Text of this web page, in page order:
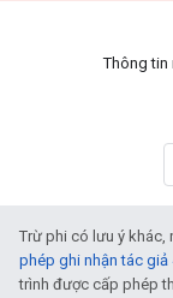
Thông tin
Trừ phi có lưu ý khác,
phép ghi nhận tác giả
trình được cấp phép